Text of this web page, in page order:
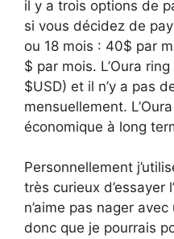
il y a trois options de
si vous décidez de
ou 18 mois : 40$ par
$ par mois. L’Oura
$USD) et il n’y a pas
mensuellement. L’Oura
économique à long
Personnellement
très curieux d’essayer l’
n’aime pas nager
donc que je pourrais